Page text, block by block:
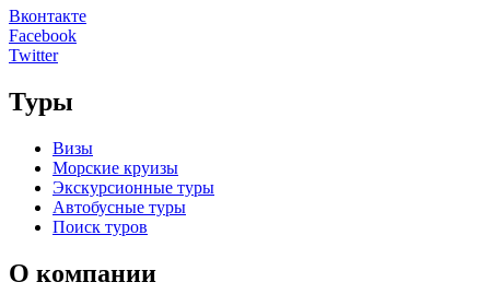
Вконтакте
Facebook
Twitter
Туры
Визы
Морские круизы
Экскурсионные туры
Автобусные туры
Поиск туров
О компании